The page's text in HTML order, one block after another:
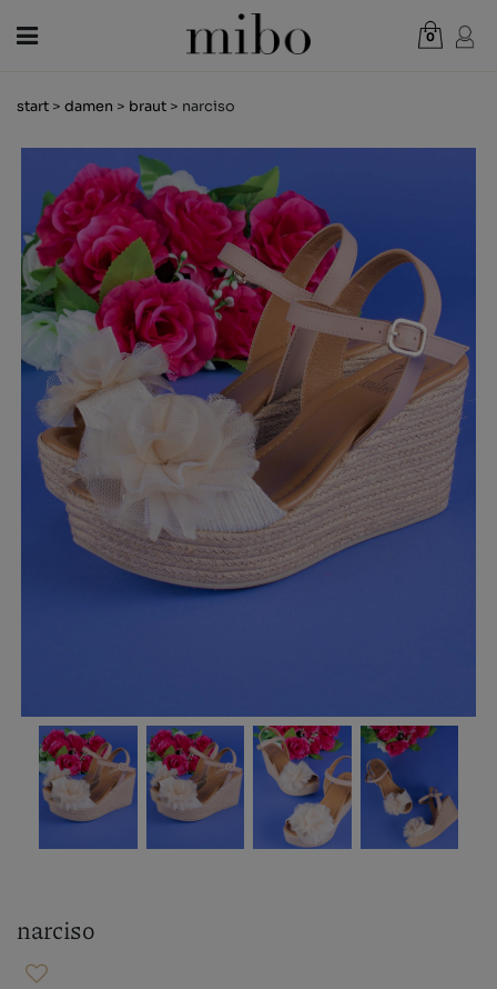
DAMEN
HERREN
KINDER
NEUHEITEN
GESCHENKGUTSCHEIN
LÄDEN
OUTLET
0
WARENKORB ANZEIGEN
start > damen > braut > narciso
narciso